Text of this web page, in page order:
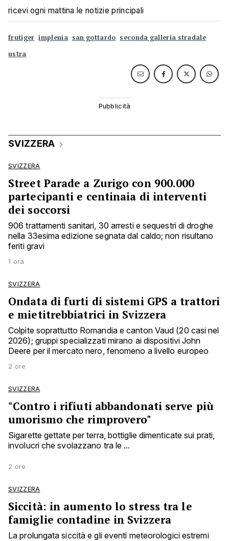
ricevi ogni mattina le notizie principali
frutiger implenia san gottardo seconda galleria stradale
ustra
SVIZZERA
SVIZZERA
Street Parade a Zurigo con 900.000
partecipanti e centinaia di interventi
dei soccorsi
906 trattamenti sanitari, 30 arresti e sequestri di droghe
nella 33esima edizione segnata dal caldo; non risultano
feriti gravi
1 ora
SVIZZERA
Ondata di furti di sistemi GPS a trattori
e mietitrebbiatrici in Svizzera
Colpite soprattutto Romandia e canton Vaud (20 casi nel
2026); gruppi specializzati mirano ai dispositivi John
Deere per il mercato nero, fenomeno a livello europeo
2 ore
SVIZZERA
"Contro i rifiuti abbandonati serve più
umorismo che rimprovero"
Sigarette gettate per terra, bottiglie dimenticate sui prati,
involucri che svolazzano tra le ...
2 ore
SVIZZERA
Siccità: in aumento lo stress tra le
famiglie contadine in Svizzera
La prolungata siccità e gli eventi meteorologici estremi